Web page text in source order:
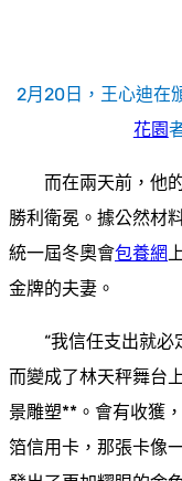
2月20日，王心迪在
花園
而在兩天前，他
勝利衛冕。據公然材
統一屆冬奧會包養網
金牌的夫妻。
“我信任支出就必
而變成了林天秤舞台
景雕塑**。會有收獲
箔信用卡，那張卡像